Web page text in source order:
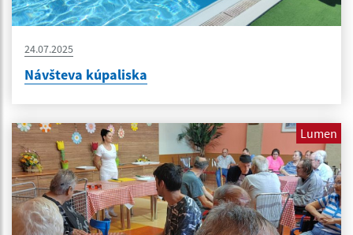
24.07.2025
Návšteva kúpaliska
Lumen